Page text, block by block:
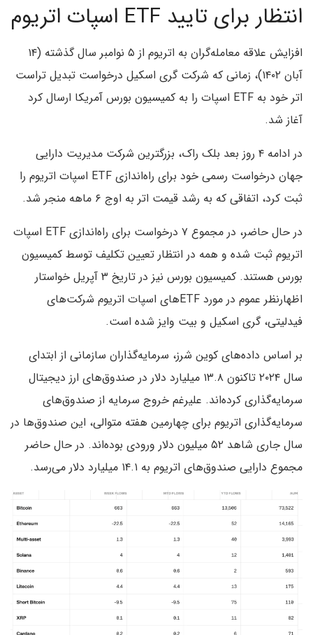
انتظار برای تایید ETF اسپات اتریوم
افزایش علاقه معامله‌گران به اتریوم از ۵ نوامبر سال گذشته (۱۴
آبان ۱۴۰۲)، زمانی که شرکت گری اسکیل درخواست تبدیل تراست
اتر خود به ETF اسپات را به کمیسیون بورس آمریکا ارسال کرد
آغاز شد.
در ادامه ۴ روز بعد بلک راک، بزرگترین شرکت مدیریت دارایی
جهان درخواست رسمی خود برای راه‌اندازی ETF اسپات اتریوم را
ثبت کرد، اتفاقی که به رشد قیمت اتر به اوج ۶ ماهه منجر شد.
در حال حاضر، در مجموع ۷ درخواست برای راه‌اندازی ETF اسپات
اتریوم ثبت شده و همه در انتظار تعیین تکلیف توسط کمیسیون
بورس هستند. کمیسیون بورس نیز در تاریخ ۳ آپریل خواستار
اظهارنظر عموم در مورد ETFهای اسپات اتریوم شرکت‌های
فیدلیتی، گری اسکیل و بیت وایز شده است.
بر اساس داده‌های کوین شرز، سرمایه‌گذاران سازمانی از ابتدای
سال ۲۰۲۴ تاکنون ۱۳.۸ میلیارد دلار در صندوق‌های ارز دیجیتال
سرمایه‌گذاری کرده‌اند. علیرغم خروج سرمایه از صندوق‌های
سرمایه‌گذاری اتریوم برای چهارمین هفته متوالی، این صندوق‌ها در
سال جاری شاهد ۵۲ میلیون دلار ورودی بوده‌اند. در حال حاضر
مجموع دارایی صندوق‌های اتریوم به ۱۴.۱ میلیارد دلار می‌رسد.